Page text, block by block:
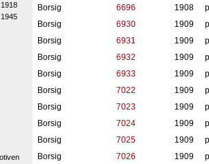
Borsig
6696 1908
Borsig
6930 1909
Borsig
6931 1909
Borsig
6932 1909
Borsig
6933 1909
Borsig
7022 1909
Borsig
7023 1909
Borsig
7024 1909
Borsig
7025 1909
Borsig
7026 1909